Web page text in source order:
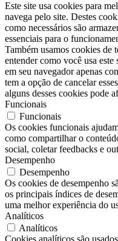
Este site usa cookies para
navega pelo site. Destes
como necessários são
essenciais para o
Também usamos cookies de
entender como você usa este
em seu navegador apenas
tem a opção de cancelar
alguns desses cookies pode
Funcionais
Funcionais
Os cookies funcionais
como compartilhar o
social, coletar feedbacks e
Desempenho
Desempenho
Os cookies de desempenho
os principais índices de
uma melhor experiência do
Analíticos
Analíticos
Cookies analíticos são